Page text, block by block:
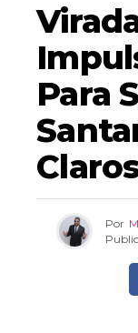
Para
Por